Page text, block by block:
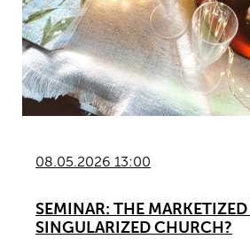
08.05.2026 13:00
SEMINAR: THE
SINGULARIZED CHURCH?